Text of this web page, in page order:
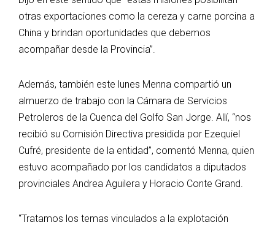
otras exportaciones como la cereza y carne porcina a
China y brindan oportunidades que debemos
acompañar desde la Provincia”.
Además, también este lunes Menna compartió un
almuerzo de trabajo con la Cámara de Servicios
Petroleros de la Cuenca del Golfo San Jorge. Allí, “nos
recibió su Comisión Directiva presidida por Ezequiel
Cufré, presidente de la entidad”, comentó Menna, quien
estuvo acompañado por los candidatos a diputados
provinciales Andrea Aguilera y Horacio Conte Grand.
“Tratamos los temas vinculados a la explotación